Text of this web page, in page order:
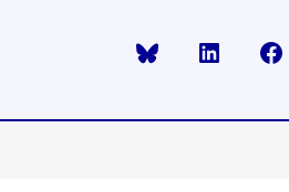
Bluesky linkedin